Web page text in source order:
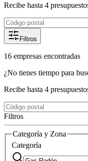
Recibe hasta 4
Filtros
16 empresas encontradas
¿No tienes tiempo para
Recibe hasta 4
Filtros
Categoría y Zona
Categoría